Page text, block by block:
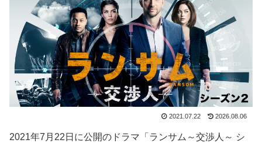
2021.07.22 2026.08.06
2021年7月22日に公開のドラマ「ランサム～交渉人～ シ